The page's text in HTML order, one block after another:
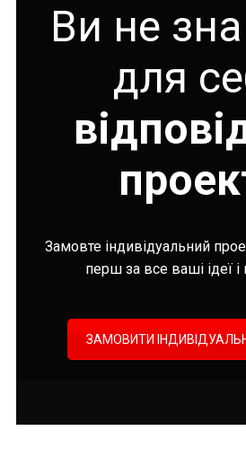
Ви не
для
Замовте індивідуальний
перш за все ваші ідеї
ЗАМОВИТИ